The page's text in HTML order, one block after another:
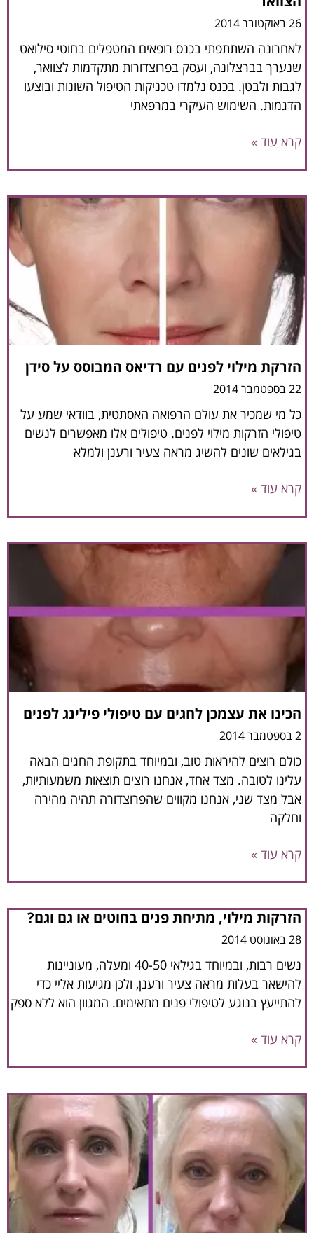
26 באוקטובר 2014
לאחרונה השתתפתי בכנס רופאים המטפלים בחוטי סילואט
שנערך בברצלונה, ועסק בפרוצדורות מתקדמות לצוואר,
לגבות ולבטן. בכנס נלמדו טכניקות הטיפול השונות ובוצעו
הדגמות. השימוש העיקרי במרפאתי
קרא עוד »
הזרקת מילוי לפנים עם רדיאס המבוסס על סידן
22 בספטמבר 2014
כל מי שמכיר את עולם הרפואה האסתטית, בוודאי שמע על
טיפולי הזרקות מילוי לפנים. טיפולים אלו מאפשרים לנשים
בגילאים שונים להשיג מראה צעיר ורענן ולמלא
קרא עוד »
הכינו את עצמכן לחגים עם טיפולי פילינג לפנים
2 בספטמבר 2014
כולם רוצים להיראות טוב, ובמיוחד בתקופת החגים הבאה
עלינו לטובה. מצד אחד, אנחנו רוצים תוצאות משמעותיות,
אבל מצד שני, אנחנו מקווים שהפרוצדורה תהיה מהירה
וחלקה
קרא עוד »
הזרקות מילוי, מתיחת פנים בחוטים או גם וגם?
28 באוגוסט 2014
נשים רבות, ובמיוחד בגילאי 40-50 ומעלה, מעוניינות
להישאר בעלות מראה צעיר ורענן, ולכן מגיעות אליי כדי
להתייעץ בנוגע לטיפולי פנים מתאימים. המגוון הוא ללא ספק
קרא עוד »